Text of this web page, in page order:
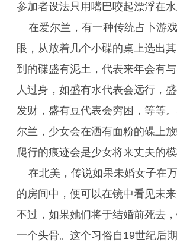
参加者设法只用嘴巴咬起漂浮在水
在爱尔兰，有一种传统占卜游
眼，从放着几个小碟的桌上选出
到的碟盛有泥土，代表来年会有
人过身，如盛有水代表会远行，
发财，盛有豆代表会穷困，等等
尔兰，少女会在洒有面粉的碟上
爬行的痕迹会是少女将来丈夫的模
在北美，传说如果未婚女子在
的房间中，便可以在镜中看见未来
不过，如果她们将于结婚前死去
一个头骨。这个习俗自19世纪后